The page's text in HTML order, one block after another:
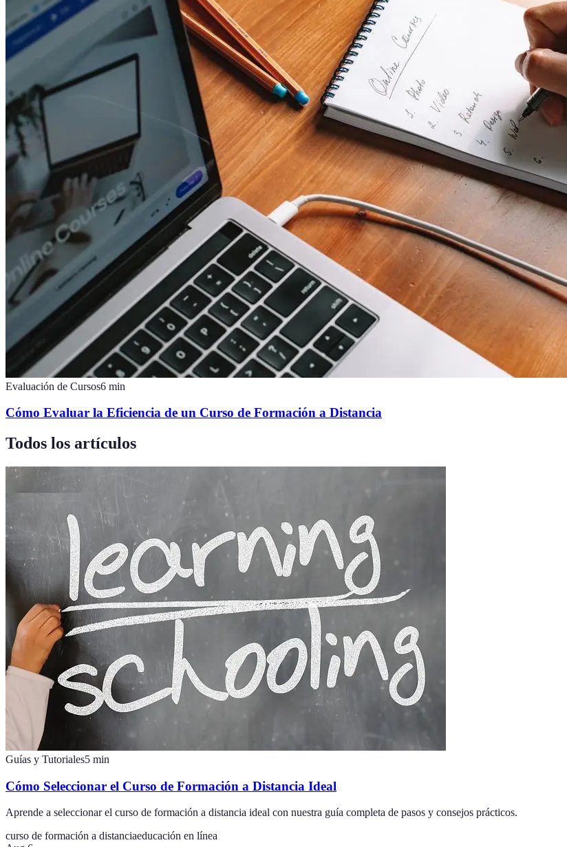
Evaluación de Cursos6 min
Cómo Evaluar la Eficiencia de un Curso de Formación a Distancia
Todos los artículos
Guías y Tutoriales5 min
Cómo Seleccionar el Curso de Formación a Distancia Ideal
Aprende a seleccionar el curso de formación a distancia ideal con nuestra guía completa de pasos y consejos prácticos.
curso de formación a distanciaeducación en línea